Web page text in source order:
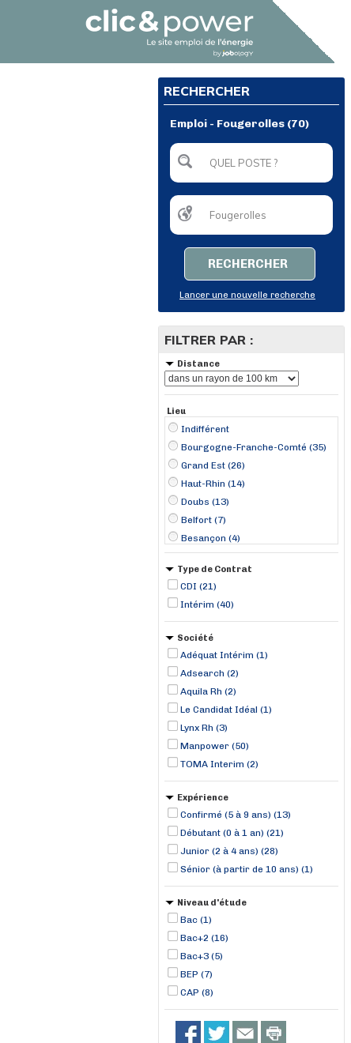
RECHERCHER
Emploi - Fougerolles (70)
RECHERCHER
Lancer une nouvelle recherche
FILTRER PAR :
Distance
Lieu
Indifférent
Bourgogne-Franche-Comté (35)
Grand Est (26)
Haut-Rhin (14)
Doubs (13)
Belfort (7)
Besançon (4)
Mulhouse (4)
Chaumont (3)
Montbéliard (3)
Colmar (2)
Type de Contrat
CDI (21)
Intérim (40)
Société
Adéquat Intérim (1)
Adsearch (2)
Aquila Rh (2)
Le Candidat Idéal (1)
Lynx Rh (3)
Manpower (50)
TOMA Interim (2)
Expérience
Confirmé (5 à 9 ans) (13)
Débutant (0 à 1 an) (21)
Junior (2 à 4 ans) (28)
Sénior (à partir de 10 ans) (1)
Niveau d'étude
Bac (1)
Bac+2 (16)
Bac+3 (5)
BEP (7)
CAP (8)